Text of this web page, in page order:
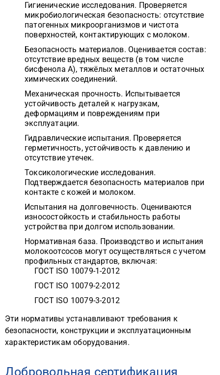
Гигиенические исследования. Проверяется
микробиологическая безопасность: отсутствие
патогенных микроорганизмов и чистота
поверхностей, контактирующих с молоком.
Безопасность материалов. Оценивается состав:
отсутствие вредных веществ (в том числе
бисфенола А), тяжёлых металлов и остаточных
химических соединений.
Механическая прочность. Испытывается
устойчивость деталей к нагрузкам,
деформациям и повреждениям при
эксплуатации.
Гидравлические испытания. Проверяется
герметичность, устойчивость к давлению и
отсутствие утечек.
Токсикологические исследования.
Подтверждается безопасность материалов при
контакте с кожей и молоком.
Испытания на долговечность. Оцениваются
износостойкость и стабильность работы
устройства при долгом использовании.
Нормативная база. Производство и испытания
молокоотсосов могут осуществляться с учетом
профильных стандартов, включая:
ГОСТ ISO 10079-1-2012
ГОСТ ISO 10079-2-2012
ГОСТ ISO 10079-3-2012
Эти нормативы устанавливают требования к
безопасности, конструкции и эксплуатационным
характеристикам оборудования.
Добровольная сертификация